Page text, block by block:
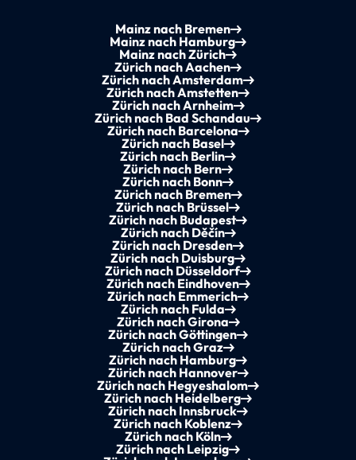
Mainz nach Bremen
Mainz nach Hamburg
Mainz nach Zürich
Zürich nach Aachen
Zürich nach Amsterdam
Zürich nach Amstetten
Zürich nach Arnheim
Zürich nach Bad Schandau
Zürich nach Barcelona
Zürich nach Basel
Zürich nach Berlin
Zürich nach Bern
Zürich nach Bonn
Zürich nach Bremen
Zürich nach Brüssel
Zürich nach Budapest
Zürich nach Děčín
Zürich nach Dresden
Zürich nach Duisburg
Zürich nach Düsseldorf
Zürich nach Eindhoven
Zürich nach Emmerich
Zürich nach Fulda
Zürich nach Girona
Zürich nach Göttingen
Zürich nach Graz
Zürich nach Hamburg
Zürich nach Hannover
Zürich nach Hegyeshalom
Zürich nach Heidelberg
Zürich nach Innsbruck
Zürich nach Koblenz
Zürich nach Köln
Zürich nach Leipzig